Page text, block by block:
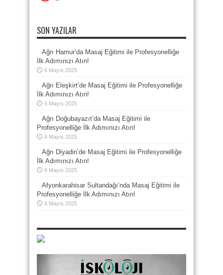
SON YAZILAR
Ağrı Hamur’da Masaj Eğitimi ile Profesyonelliğe
İlk Adımınızı Atın!
6 Mayıs 2025
Ağrı Eleşkirt’de Masaj Eğitimi ile Profesyonelliğe
İlk Adımınızı Atın!
6 Mayıs 2025
Ağrı Doğubayazıt’da Masaj Eğitimi ile
Profesyonelliğe İlk Adımınızı Atın!
6 Mayıs 2025
Ağrı Diyadin’de Masaj Eğitimi ile Profesyonelliğe
İlk Adımınızı Atın!
6 Mayıs 2025
Afyonkarahisar Sultandağı’nda Masaj Eğitimi ile
Profesyonelliğe İlk Adımınızı Atın!
6 Mayıs 2025